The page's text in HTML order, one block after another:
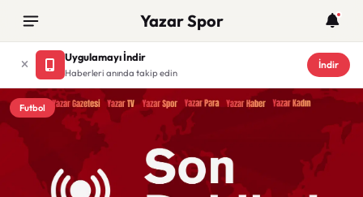
Yazar Spor
Uygulamayı İndir
Haberleri anında takip edin
İndir
Futbol